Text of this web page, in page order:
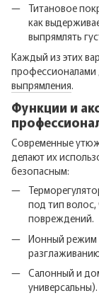
Титановое
как
выпрямлять
Каждый из этих
профессионалами
выпрямления.
Функции и
Современные
делают их
безопасным:
под тип
повреждений.
Ионный режим
Салонный и
универсальны).